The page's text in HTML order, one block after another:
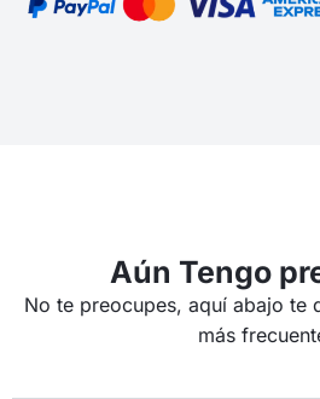
Aún Tengo
No te preocupes, aquí abajo te
más